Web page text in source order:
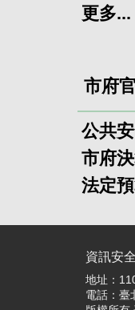
更多...
市府
市府
法定
資訊安
地址：
電話：臺